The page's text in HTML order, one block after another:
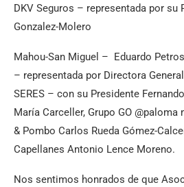
DKV Seguros – representada por su
Gonzalez-Molero
Mahou-San Miguel – Eduardo
– representada por Directora
SERES – con su Presidente
María Carceller, Grupo GO @paloma
& Pombo Carlos Rueda Gómez-
Capellanes Antonio Lence Moreno.
Nos sentimos honrados de que